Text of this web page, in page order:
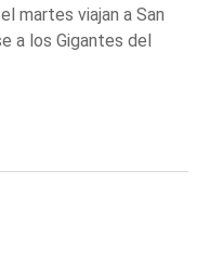
martes viajan a San
a los Gigantes del